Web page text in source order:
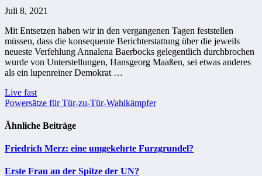
Juli 8, 2021
Mit Entsetzen haben wir in den vergangenen Tagen feststellen
müssen, dass die konsequente Berichterstattung über die jeweils
neueste Verfehlung Annalena Baerbocks gelegentlich durchbrochen
wurde von Unterstellungen, Hansgeorg Maaßen, sei etwas anderes
als ein lupenreiner Demokrat …
Beitragsnavigation
Live fast
Powersätze für Tür-zu-Tür-Wahlkämpfer
Ähnliche Beiträge
Friedrich Merz: eine umgekehrte Furzgrundel?
Erste Frau an der Spitze der UN?